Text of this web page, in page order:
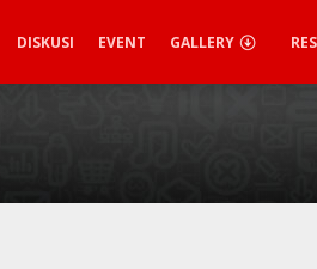
DISKUSI EVENT GALLERY